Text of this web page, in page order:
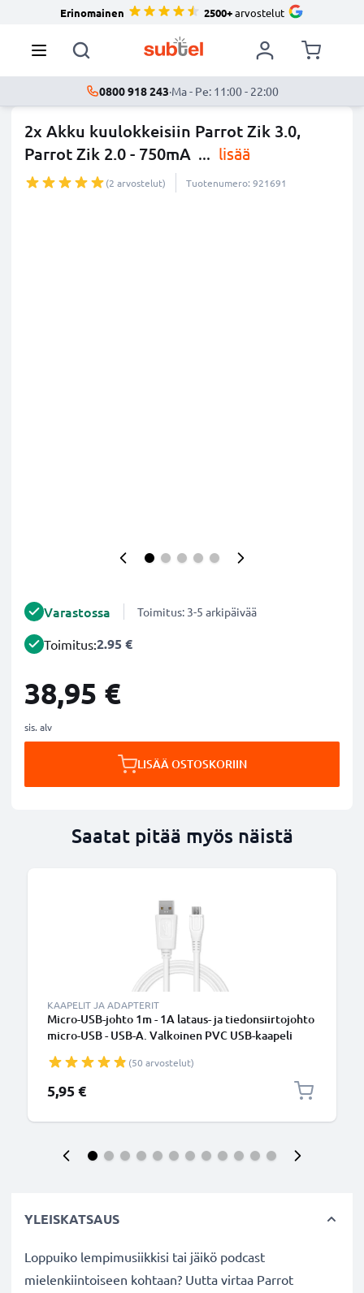
Erinomainen 2500+arvostelut
0800 918 243·Ma - Pe: 11:00 - 22:00
2x Akku kuulokkeisiin Parrot Zik 3.0,
Parrot Zik 2.0 - 750mA ... lisää
(2 arvostelut) Tuotenumero: 921691
Varastossa Toimitus: 3-5 arkipäivää
Toimitus:2.95 €
38,95 €
sis. alv
LISÄÄ OSTOSKORIIN
Saatat pitää myös näistä
KAAPELIT JA ADAPTERIT
Micro-USB-johto 1m - 1A lataus- ja tiedonsiirtojohto
micro-USB - USB-A. Valkoinen PVC USB-kaapeli
(50 arvostelut)
5,95 €
YLEISKATSAUS
Loppuiko lempimusiikkisi tai jäikö podcast
mielenkiintoiseen kohtaan? Uutta virtaa Parrot